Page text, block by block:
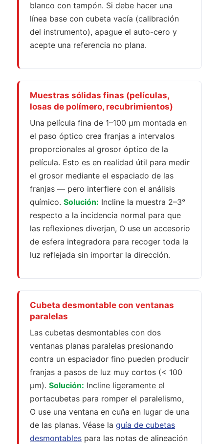
blanco con tampón. Si debe hacer una
línea base con cubeta vacía (calibración
del instrumento), apague el auto-cero y
acepte una referencia no plana.
Muestras sólidas finas (películas,
losas de polímero, recubrimientos)
Una película fina de 1–100 µm montada en
el paso óptico crea franjas a intervalos
proporcionales al grosor óptico de la
película. Esto es en realidad útil para medir
el grosor mediante el espaciado de las
franjas — pero interfiere con el análisis
químico. Solución: Incline la muestra 2–3°
respecto a la incidencia normal para que
las reflexiones diverjan, O use un accesorio
de esfera integradora para recoger toda la
luz reflejada sin importar la dirección.
Cubeta desmontable con ventanas
paralelas
Las cubetas desmontables con dos
ventanas planas paralelas presionando
contra un espaciador fino pueden producir
franjas a pasos de luz muy cortos (< 100
µm). Solución: Incline ligeramente el
portacubetas para romper el paralelismo,
O use una ventana en cuña en lugar de una
de las planas. Véase la guía de cubetas
desmontables para las notas de alineación